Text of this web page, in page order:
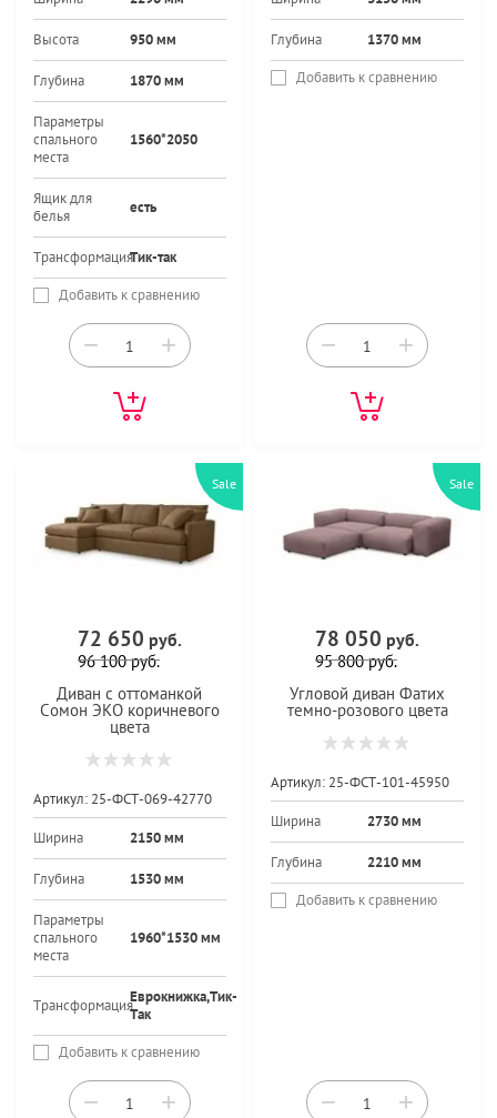
Высота 950 мм
Глубина 1870 мм
Параметры
спального
места
1560*2050
Ящик для
белья
есть
ТрансформацияТик-так
Добавить к сравнению
− +
Глубина
1370 мм
Добавить к сравнению
− +
Sale
72 650 руб.
96 100руб.
Диван с оттоманкой
Сомон ЭКО коричневого
цвета
Артикул: 25-ФСТ-069-42770
Ширина 2150 мм
Глубина 1530 мм
Параметры
спального
места
1960*1530 мм
ТрансформацияЕврокнижка,Тик-
Так
Добавить к сравнению
− +
Sale
78 050 руб.
95 800руб.
Угловой диван Фатих
темно-розового цвета
Артикул: 25-ФСТ-101-45950
Ширина 2730 мм
Глубина
2210 мм
Добавить к сравнению
− +